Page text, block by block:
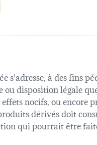
s'adresse, à des fins
disposition légale
nocifs, ou encore
dérivés doit
qui pourrait être